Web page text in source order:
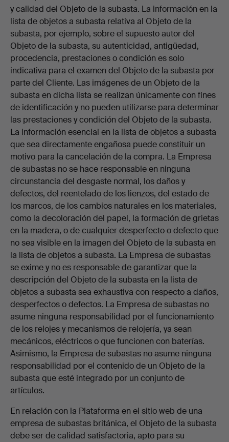
y calidad del Objeto de la subasta. La información en la
lista de objetos a subasta relativa al Objeto de la
subasta, por ejemplo, sobre el supuesto autor del
Objeto de la subasta, su autenticidad, antigüedad,
procedencia, prestaciones o condición es solo
indicativa para el examen del Objeto de la subasta por
parte del Cliente. Las imágenes de un Objeto de la
subasta en dicha lista se realizan únicamente con fines
de identificación y no pueden utilizarse para determinar
las prestaciones y condición del Objeto de la subasta.
La información esencial en la lista de objetos a subasta
que sea directamente engañosa puede constituir un
motivo para la cancelación de la compra. La Empresa
de subastas no se hace responsable en ninguna
circunstancia del desgaste normal, los daños y
defectos, del reentelado de los lienzos, del estado de
los marcos, de los cambios naturales en los materiales,
como la decoloración del papel, la formación de grietas
en la madera, o de cualquier desperfecto o defecto que
no sea visible en la imagen del Objeto de la subasta en
la lista de objetos a subasta. La Empresa de subastas
se exime y no es responsable de garantizar que la
descripción del Objeto de la subasta en la lista de
objetos a subasta sea exhaustiva con respecto a daños,
desperfectos o defectos. La Empresa de subastas no
asume ninguna responsabilidad por el funcionamiento
de los relojes y mecanismos de relojería, ya sean
mecánicos, eléctricos o que funcionen con baterías.
Asimismo, la Empresa de subastas no asume ninguna
responsabilidad por el contenido de un Objeto de la
subasta que esté integrado por un conjunto de
artículos.
En relación con la Plataforma en el sitio web de una
empresa de subastas británica, el Objeto de la subasta
debe ser de calidad satisfactoria, apto para su